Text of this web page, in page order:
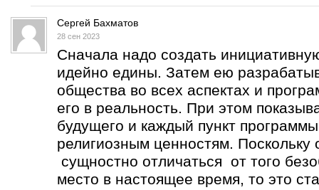
Сергей Бахматов
28 сен 2023
Сначала надо создать
идейно едины. Затем ею
общества во всех аспектах и
его в реальность. При этом
будущего и каждый пункт
религиозным ценностям. Поскольку
сущностно отличаться от того
место в настоящее время, то это